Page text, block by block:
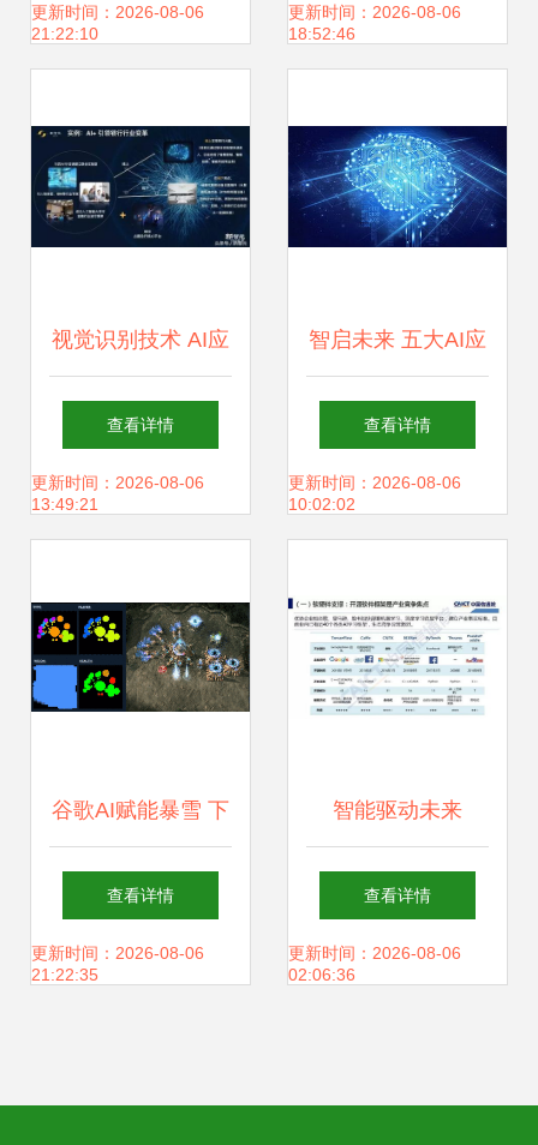
更新时间：2026-08-06
21:22:10
在，开启应用软件
更新时间：2026-08-06
18:52:46
视觉识别技术 AI应
用软件开发的竞争
核心与破局关键
查看详情
更新时间：2026-08-06
13:49:21
智启未来 五大AI应
用软件开发策略驱
动业务扩展
查看详情
更新时间：2026-08-06
10:02:02
谷歌AI赋能暴雪 下
一代人工智能如何
在游戏世界“锻造成
查看详情
更新时间：2026-08-06
21:22:35
智能驱动未来
2018年《人工智能
发展白皮书（产业
查看详情
更新时间：2026-08-06
02:06:36